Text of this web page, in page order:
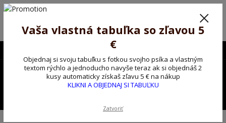
Poprosíme ctených zákazníkov o trpezlivosť, v tomto období máme
Preto sme Vám pripravili malý darček ako ospravedlnenie.
!!! ZĽAVA 5€ na PRVÚ objednávku nad 30€ s kódom pozorpes5 !!!
0,00 EUR
Vaša vlastná tabuľka so zľavou 5
€
Objednaj si svoju tabuľku s fotkou svojho psíka a vlastným
textom rýchlo a jednoducho navyše teraz ak si objednáš 2
kusy automaticky získaš zľavu 5 € na nákup
KLIKNI A OBJEDNAJ SI TABUĽKU
Zatvoriť